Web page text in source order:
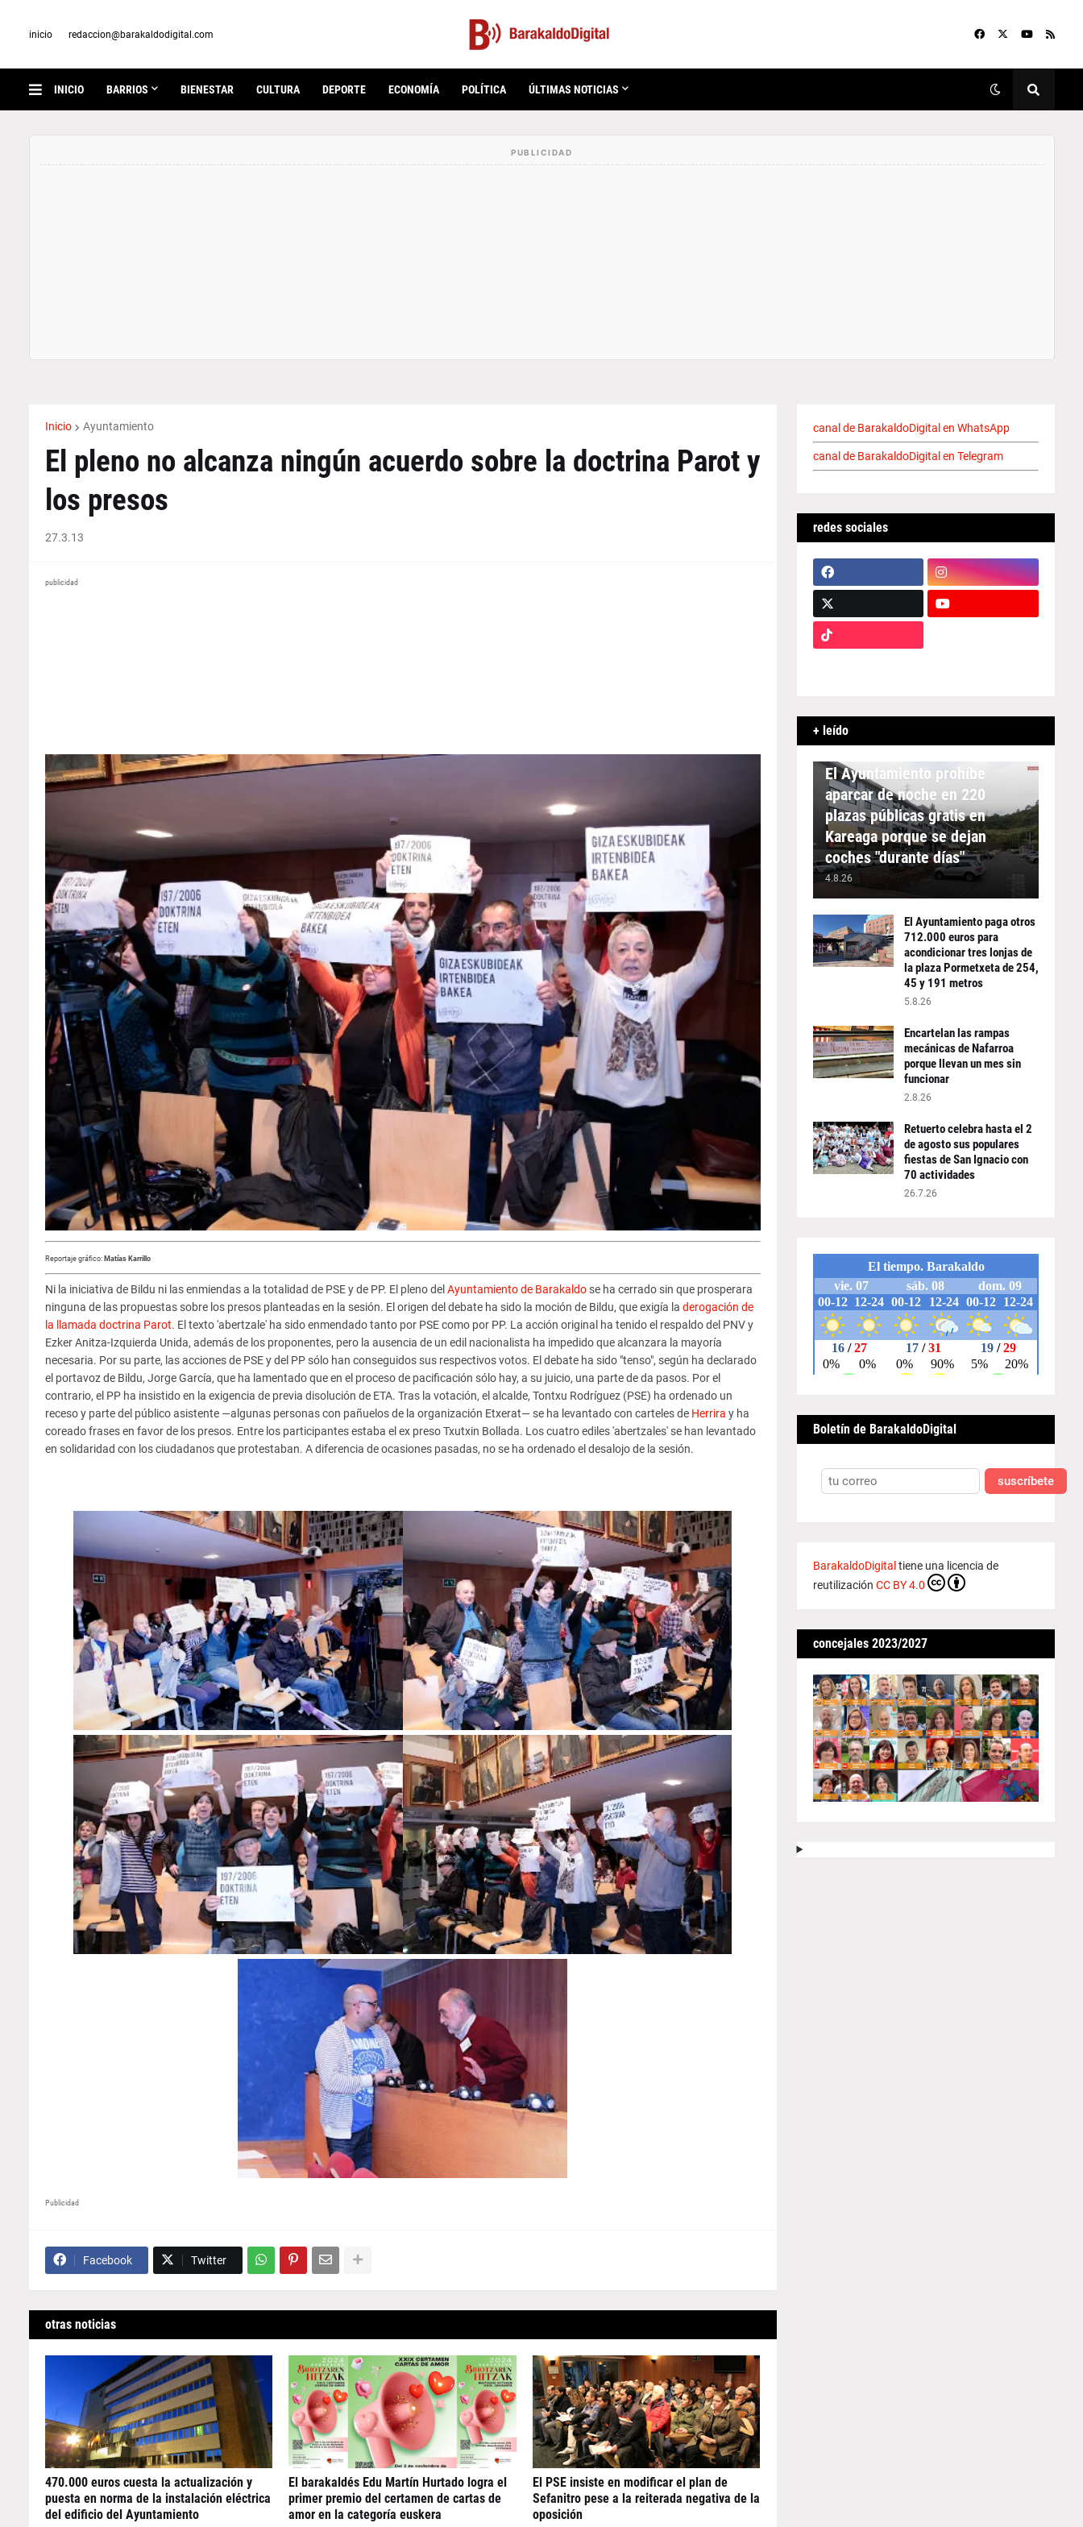
inicio redaccion@barakaldodigital.com
INICIO BARRIOS BIENESTAR CULTURA DEPORTE ECONOMÍA POLÍTICA ÚLTIMAS NOTICIAS
Inicio Ayuntamiento
El pleno no alcanza ningún acuerdo sobre la doctrina Parot y
los presos
27.3.13
publicidad
Reportaje gráfico: Matías Karrillo
Ni la iniciativa de Bildu ni las enmiendas a la totalidad de PSE y de PP. El pleno del Ayuntamiento de Barakaldose ha cerrado sin que prosperara
ninguna de las propuestas sobre los presos planteadas en la sesión. El origen del debate ha sido la moción de Bildu, que exigía la derogación de
la llamada doctrina Parot. El texto 'abertzale' ha sido enmendado tanto por PSE como por PP. La acción original ha tenido el respaldo del PNV y
Ezker Anitza-Izquierda Unida, además de los proponentes, pero la ausencia de un edil nacionalista ha impedido que alcanzara la mayoría
necesaria. Por su parte, las acciones de PSE y del PP sólo han conseguidos sus respectivos votos. El debate ha sido "tenso", según ha declarado
el portavoz de Bildu, Jorge García, que ha lamentado que en el proceso de pacificación sólo hay, a su juicio, una parte de da pasos. Por el
contrario, el PP ha insistido en la exigencia de previa disolución de ETA. Tras la votación, el alcalde, Tontxu Rodríguez (PSE) ha ordenado un
receso y parte del público asistente —algunas personas con pañuelos de la organización Etxerat— se ha levantado con carteles de Herrira y ha
coreado frases en favor de los presos. Entre los participantes estaba el ex preso Txutxin Bollada. Los cuatro ediles 'abertzales' se han levantado
en solidaridad con los ciudadanos que protestaban. A diferencia de ocasiones pasadas, no se ha ordenado el desalojo de la sesión.
Publicidad
Facebook Twitter
otras noticias
470.000 euros cuesta la actualización y
puesta en norma de la instalación eléctrica
del edificio del Ayuntamiento
El barakaldés Edu Martín Hurtado logra el
primer premio del certamen de cartas de
amor en la categoría euskera
El PSE insiste en modificar el plan de
Sefanitro pese a la reiterada negativa de la
oposición
canal de BarakaldoDigital en WhatsApp
canal de BarakaldoDigital en Telegram
redes sociales
+ leído
APARCAMIENTO
El Ayuntamiento prohíbe
aparcar de noche en 220
plazas públicas gratis en
Kareaga porque se dejan
coches "durante días"
4.8.26
El Ayuntamiento paga otros
712.000 euros para
acondicionar tres lonjas de
la plaza Pormetxeta de 254,
45 y 191 metros
5.8.26
Encartelan las rampas
mecánicas de Nafarroa
porque llevan un mes sin
funcionar
2.8.26
Retuerto celebra hasta el 2
de agosto sus populares
fiestas de San Ignacio con
70 actividades
26.7.26
Boletín de BarakaldoDigital
suscríbete
BarakaldoDigital tiene una licencia de
reutilización CC BY 4.0
concejales 2023/2027